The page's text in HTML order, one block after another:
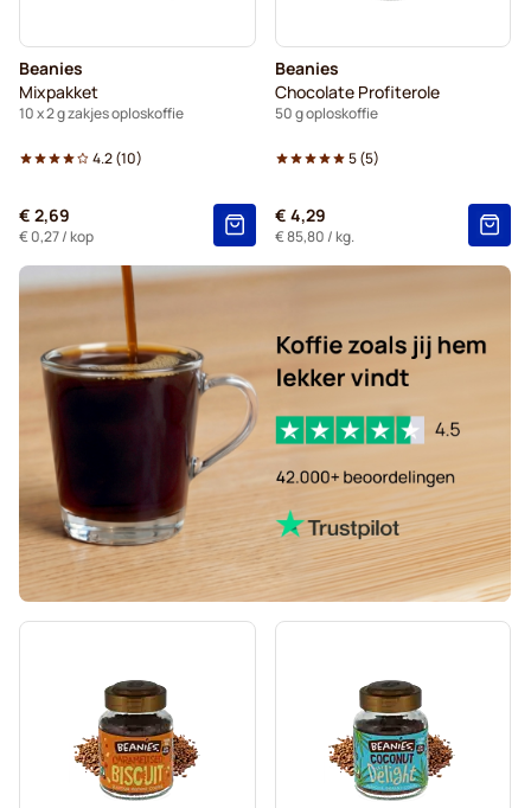
Beanies
Mixpakket
10 x 2 g zakjes oploskoffie
4.2(10)
€ 2,69
€ 0,27/ kop
Beanies
Chocolate Profiterole
50 g oploskoffie
5(5)
€ 4,29
€ 85,80 / kg.